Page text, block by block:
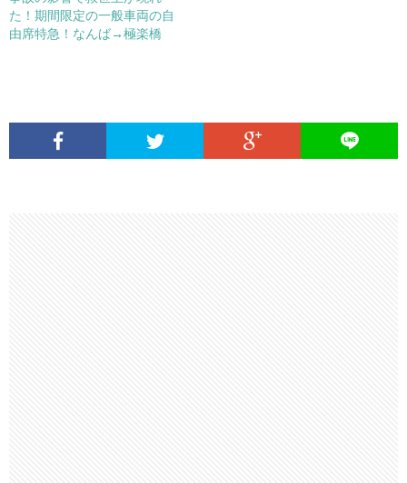
た！期間限定の一般車両の自
由席特急！なんば→極楽橋